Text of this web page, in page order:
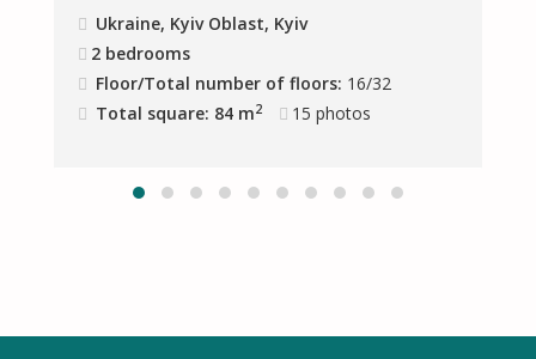
Ukraine, Kyiv Oblast, Kyiv
2 bedrooms
Floor/Total number of floors: 16/32
Total square: 84 m2 15 photos